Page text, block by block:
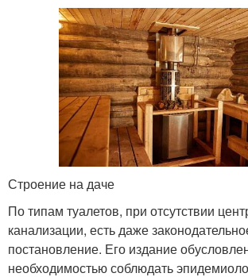
Строение на даче
По типам туалетов, при отсутствии
канализации, есть даже
постановление. Его издание
необходимостью соблюдать